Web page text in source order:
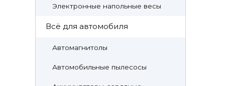
Электронные напольные весы
Всё для автомобиля
Автомагнитолы
Автомобильные пылесосы